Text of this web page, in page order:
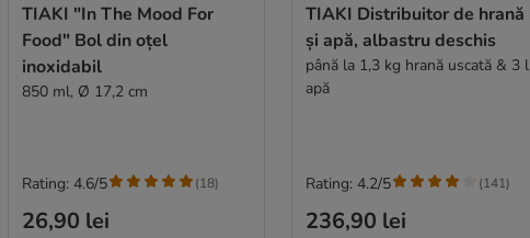
TIAKI "In The Mood For
Food" Bol din oțel
inoxidabil
850 ml, Ø 17,2 cm
26,90 lei
Rating: 4.6/5 (18)
TIAKI Distribuitor de hrană
și apă, albastru deschis
până la 1,3 kg hrană uscată & 3 l
apă
236,90 lei
Rating: 4.2/5 (141)